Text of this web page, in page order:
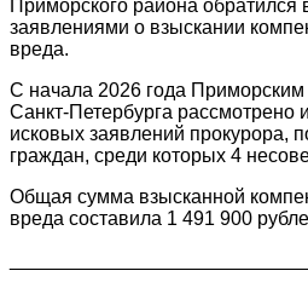
Приморского района обратился
заявлениями о взыскании
вреда.
С начала 2026 года
Санкт-Петербурга рассмотрено
исковых заявлений прокурора,
граждан, среди которых 4
Общая сумма взысканной
вреда составила 1 491 900